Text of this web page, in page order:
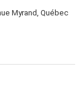
Myrand, Québec